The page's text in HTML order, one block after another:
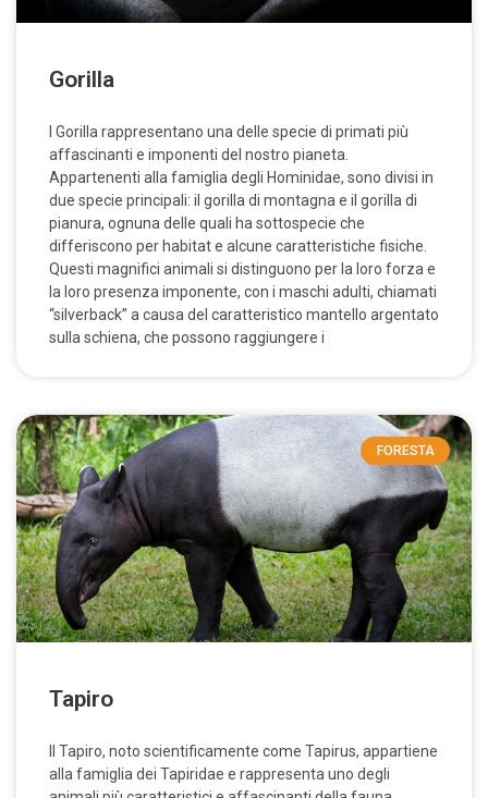
Gorilla
I Gorilla rappresentano una delle specie di primati più
affascinanti e imponenti del nostro pianeta.
Appartenenti alla famiglia degli Hominidae, sono divisi in
due specie principali: il gorilla di montagna e il gorilla di
pianura, ognuna delle quali ha sottospecie che
differiscono per habitat e alcune caratteristiche fisiche.
Questi magnifici animali si distinguono per la loro forza e
la loro presenza imponente, con i maschi adulti, chiamati
“silverback” a causa del caratteristico mantello argentato
sulla schiena, che possono raggiungere i
FORESTA
Tapiro
Il Tapiro, noto scientificamente come Tapirus, appartiene
alla famiglia dei Tapiridae e rappresenta uno degli